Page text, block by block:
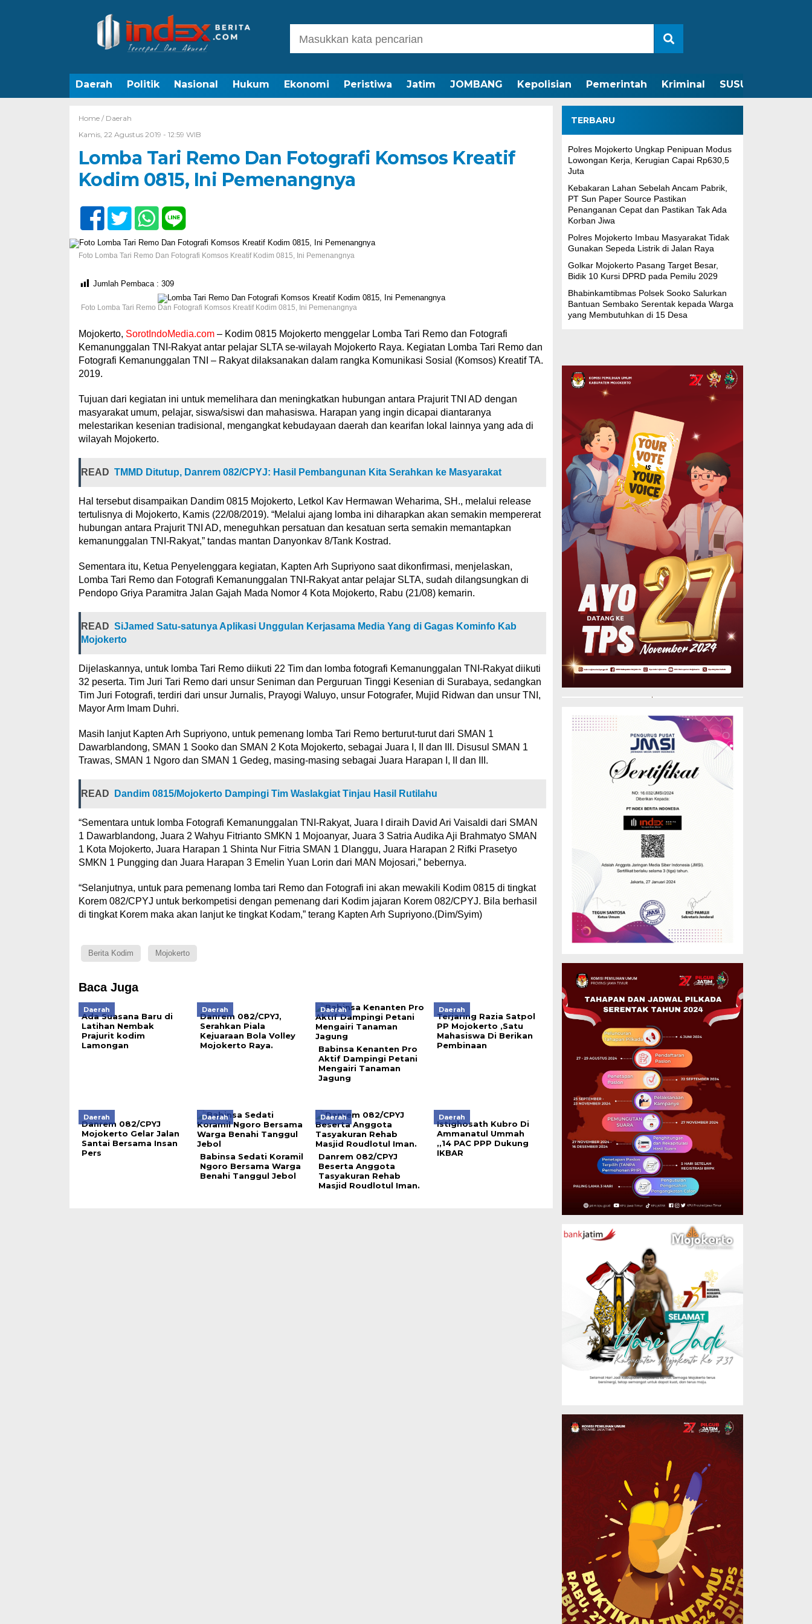
Daerah Politik Nasional Hukum Ekonomi Peristiwa Jatim JOMBANG Kepolisian Pemerintah Kriminal SUSUNAN
Home / Daerah
Kamis, 22 Agustus 2019 - 12:59 WIB
Lomba Tari Remo Dan Fotografi Komsos Kreatif
Kodim 0815, Ini Pemenangnya
Foto Lomba Tari Remo Dan Fotografi Komsos Kreatif Kodim 0815, Ini Pemenangnya
Jumlah Pembaca : 309
Foto Lomba Tari Remo Dan Fotografi Komsos Kreatif Kodim 0815, Ini Pemenangnya
Mojokerto, SorotIndoMedia.com– Kodim 0815 Mojokerto menggelar Lomba Tari Remo dan Fotografi
Kemanunggalan TNI-Rakyat antar pelajar SLTA se-wilayah Mojokerto Raya. Kegiatan Lomba Tari Remo dan
Fotografi Kemanunggalan TNI – Rakyat dilaksanakan dalam rangka Komunikasi Sosial (Komsos) Kreatif TA.
2019.
Tujuan dari kegiatan ini untuk memelihara dan meningkatkan hubungan antara Prajurit TNI AD dengan
masyarakat umum, pelajar, siswa/siswi dan mahasiswa. Harapan yang ingin dicapai diantaranya
melestarikan kesenian tradisional, mengangkat kebudayaan daerah dan kearifan lokal lainnya yang ada di
wilayah Mojokerto.
READ TMMD Ditutup, Danrem 082/CPYJ: Hasil Pembangunan Kita Serahkan ke Masyarakat
Hal tersebut disampaikan Dandim 0815 Mojokerto, Letkol Kav Hermawan Weharima, SH., melalui release
tertulisnya di Mojokerto, Kamis (22/08/2019). “Melalui ajang lomba ini diharapkan akan semakin mempererat
hubungan antara Prajurit TNI AD, meneguhkan persatuan dan kesatuan serta semakin memantapkan
kemanunggalan TNI-Rakyat,” tandas mantan Danyonkav 8/Tank Kostrad.
Sementara itu, Ketua Penyelenggara kegiatan, Kapten Arh Supriyono saat dikonfirmasi, menjelaskan,
Lomba Tari Remo dan Fotografi Kemanunggalan TNI-Rakyat antar pelajar SLTA, sudah dilangsungkan di
Pendopo Griya Paramitra Jalan Gajah Mada Nomor 4 Kota Mojokerto, Rabu (21/08) kemarin.
READ SiJamed Satu-satunya Aplikasi Unggulan Kerjasama Media Yang di Gagas Kominfo Kab
Mojokerto
Dijelaskannya, untuk lomba Tari Remo diikuti 22 Tim dan lomba fotografi Kemanunggalan TNI-Rakyat diikuti
32 peserta. Tim Juri Tari Remo dari unsur Seniman dan Perguruan Tinggi Kesenian di Surabaya, sedangkan
Tim Juri Fotografi, terdiri dari unsur Jurnalis, Prayogi Waluyo, unsur Fotografer, Mujid Ridwan dan unsur TNI,
Mayor Arm Imam Duhri.
Masih lanjut Kapten Arh Supriyono, untuk pemenang lomba Tari Remo berturut-turut dari SMAN 1
Dawarblandong, SMAN 1 Sooko dan SMAN 2 Kota Mojokerto, sebagai Juara I, II dan III. Disusul SMAN 1
Trawas, SMAN 1 Ngoro dan SMAN 1 Gedeg, masing-masing sebagai Juara Harapan I, II dan III.
READ Dandim 0815/Mojokerto Dampingi Tim Waslakgiat Tinjau Hasil Rutilahu
“Sementara untuk lomba Fotografi Kemanunggalan TNI-Rakyat, Juara I diraih David Ari Vaisaldi dari SMAN
1 Dawarblandong, Juara 2 Wahyu Fitrianto SMKN 1 Mojoanyar, Juara 3 Satria Audika Aji Brahmatyo SMAN
1 Kota Mojokerto, Juara Harapan 1 Shinta Nur Fitria SMAN 1 Dlanggu, Juara Harapan 2 Rifki Prasetyo
SMKN 1 Pungging dan Juara Harapan 3 Emelin Yuan Lorin dari MAN Mojosari,” bebernya.
“Selanjutnya, untuk para pemenang lomba tari Remo dan Fotografi ini akan mewakili Kodim 0815 di tingkat
Korem 082/CPYJ untuk berkompetisi dengan pemenang dari Kodim jajaran Korem 082/CPYJ. Bila berhasil
di tingkat Korem maka akan lanjut ke tingkat Kodam,” terang Kapten Arh Supriyono.(Dim/Syim)
Berita Kodim Mojokerto
Baca Juga
Daerah
Ada Suasana Baru di
Latihan Nembak
Prajurit kodim
Lamongan
Daerah
Danrem 082/CPYJ,
Serahkan Piala
Kejuaraan Bola Volley
Mojokerto Raya.
Daerah
Babinsa Kenanten Pro
Aktif Dampingi Petani
Mengairi Tanaman
Jagung
Daerah
Terjaring Razia Satpol
PP Mojokerto ,Satu
Mahasiswa Di Berikan
Pembinaan
Daerah
Danrem 082/CPYJ
Mojokerto Gelar Jalan
Santai Bersama Insan
Pers
Daerah
Babinsa Sedati Koramil
Ngoro Bersama Warga
Benahi Tanggul Jebol
Daerah
Danrem 082/CPYJ
Beserta Anggota
Tasyakuran Rehab
Masjid Roudlotul Iman.
Daerah
Istighosath Kubro Di
Ammanatul Ummah
,,14 PAC PPP Dukung
IKBAR
TERBARU
Polres Mojokerto Ungkap Penipuan Modus
Lowongan Kerja, Kerugian Capai Rp630,5
Juta
Kebakaran Lahan Sebelah Ancam Pabrik,
PT Sun Paper Source Pastikan
Penanganan Cepat dan Pastikan Tak Ada
Korban Jiwa
Polres Mojokerto Imbau Masyarakat Tidak
Gunakan Sepeda Listrik di Jalan Raya
Golkar Mojokerto Pasang Target Besar,
Bidik 10 Kursi DPRD pada Pemilu 2029
Bhabinkamtibmas Polsek Sooko Salurkan
Bantuan Sembako Serentak kepada Warga
yang Membutuhkan di 15 Desa